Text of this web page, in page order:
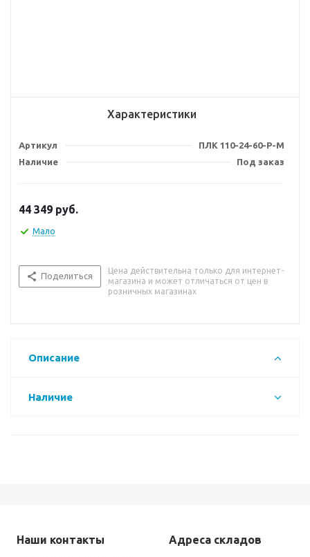
Характеристики
Артикул
ПЛК 110-24-60-Р-М
Наличие
Под заказ
44 349 руб.
Мало
Поделиться
Цена действительна только для интернет-
магазина и может отличаться от цен в
розничных магазинах
Описание
Наличие
Наши контакты Адреса складов